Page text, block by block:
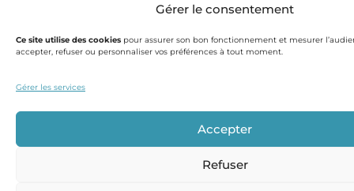
Gérer le consentement
Ce site utilise des cookies pour assurer son bon fonctionnement et mesurer
accepter, refuser ou personnaliser vos préférences à tout moment.
Gérer les services
Accepter
Refuser